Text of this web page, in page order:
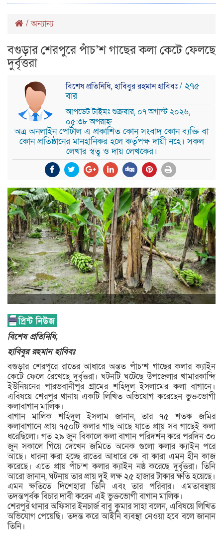
/অন্যান্য
বগুড়ার শেরপুরে পাঁচ’শ গাছের কলা কেটে ফেলছে
দুর্বৃত্তরা
বিশেষ প্রতিনিধি, হাবিবুর রহমান হাবিবঃ/ ২৭৫
বার
আপডেট টাইমঃ শুক্রবার, ০৭ অগাস্ট ২০২৬,
০৫:৩৮ অপরাহ্ন
অত্র অনলাইন পোর্টাল এ প্রকাশিত কোন সংবাদ কোন ব্যক্তি বা
কোন প্রতিষ্ঠানের মানহানিকর হলে কর্তৃপক্ষ দায়ী নহে। সকল
লেখার স্বত্ব ও দায় লেখকের।
বিশেষ প্রতিনিধি,
হাবিবুর রহমান হাবিবঃ
বগুড়ার শেরপুরে রাতের আধারে অন্তত পাঁচ’শ গাছের কলার ক্যাইন
কেটে ফেলে রেখেছে দুর্বৃত্তরা। ঘটনটি ঘটেছে উপজেলার খামারকান্দি
ইউনিয়নের পারভবানীপুর গ্রামের শহিদুল ইসলামের কলা বাগানে।
এবিষয়ে শেরপুর থানায় একটি লিখিত অভিযোগ করেছেন ভুক্তভোগী
কলাবাগান মালিক।
বাগান মালিক শহিদুল ইসলাম জানান, তার ৭৫ শতক জমির
কলাবাগানে প্রায় ৭৫০টি কলার গাছ আছে যাতে প্রায় সব গাছেই কলা
ধরেছিলো। গত ২৯ জুন বিকালে কলা বাগান পরিদর্শন করে পরদিন ৩০
জুন সকালে গিয়ে দেখেন জমিতে অনেক গুলো কলার ক্যাইন পরে
আছে। ধারনা করা হচ্ছে রাতের আধারে কে বা কারা এমন হীন কাজ
করেছে। এতে প্রায় পাঁচ’শ কলার ক্যাইন নষ্ঠ করেছে দুর্বৃত্তরা। তিনি
আরো জানান, ঘটনায় তার প্রায় দুই লক্ষ ২৫ হাজার টাকার ক্ষতি হয়েছে।
এমন ক্ষতিতে দিশেহারা তিনি এবং তার পরিবার। এমতাবস্থায়
তদন্তপূর্বক বিচার দাবী করেন এই ভুক্তভোগী বাগান মালিক।
শেরপুর থানার অফিসার ইনচার্জ বাবু কুমার সাহা বলেন, এবিষয়ে লিখিত
অভিযোগ পেয়েছি। তদন্ত করে আইনি ব্যবস্থা নেওয়া হবে বলে জানান
তিনি।